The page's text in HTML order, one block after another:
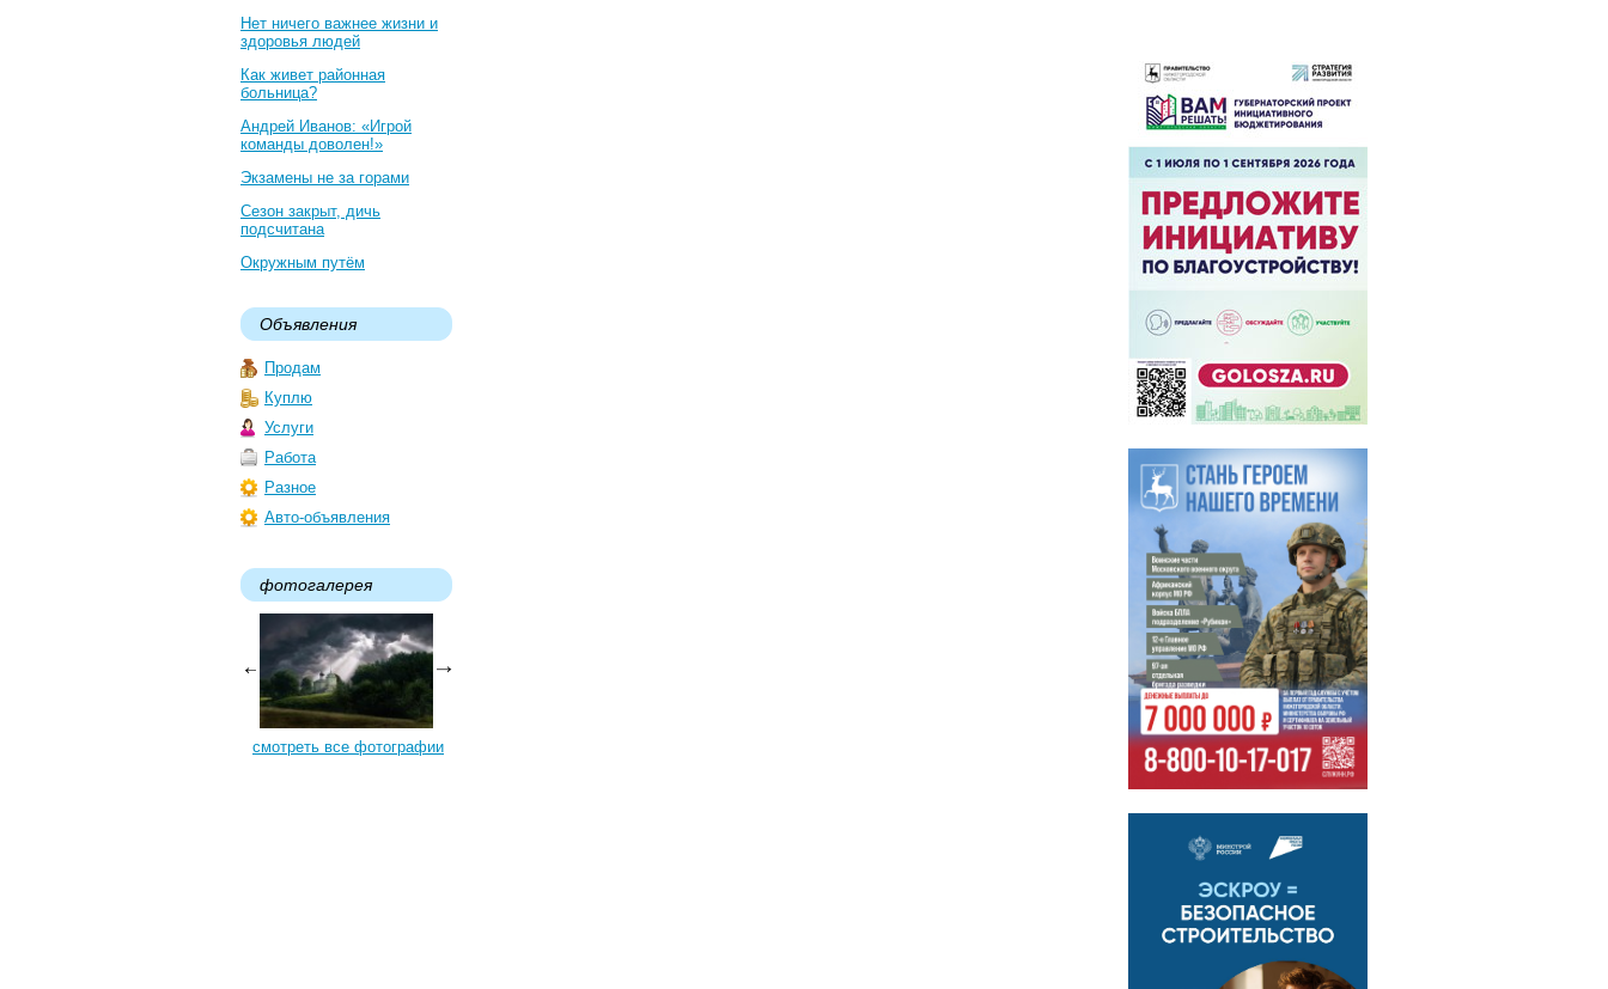
Нет ничего важнее жизни и
здоровья людей
Как живет районная
больница?
Андрей Иванов: «Игрой
команды доволен!»
Экзамены не за горами
Сезон закрыт, дичь
подсчитана
Окружным путём
Объявления
Продам
Куплю
Услуги
Работа
Разное
Авто-объявления
фотогалерея
смотреть все фотографии